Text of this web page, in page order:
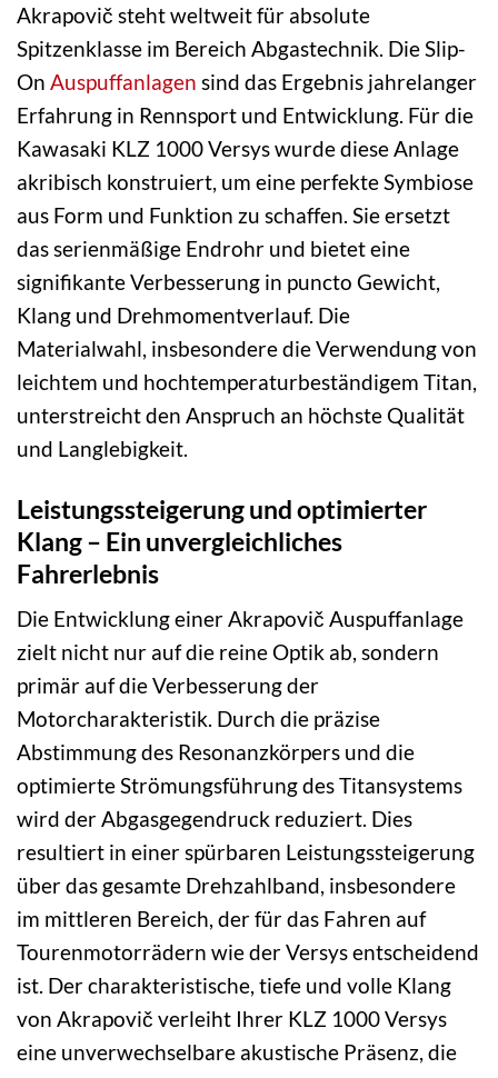
Akrapovič steht weltweit für absolute
Spitzenklasse im Bereich Abgastechnik. Die Slip-
On Auspuffanlagen sind das Ergebnis jahrelanger
Erfahrung in Rennsport und Entwicklung. Für die
Kawasaki KLZ 1000 Versys wurde diese Anlage
akribisch konstruiert, um eine perfekte Symbiose
aus Form und Funktion zu schaffen. Sie ersetzt
das serienmäßige Endrohr und bietet eine
signifikante Verbesserung in puncto Gewicht,
Klang und Drehmomentverlauf. Die
Materialwahl, insbesondere die Verwendung von
leichtem und hochtemperaturbeständigem Titan,
unterstreicht den Anspruch an höchste Qualität
und Langlebigkeit.
Leistungssteigerung und optimierter
Klang – Ein unvergleichliches
Fahrerlebnis
Die Entwicklung einer Akrapovič Auspuffanlage
zielt nicht nur auf die reine Optik ab, sondern
primär auf die Verbesserung der
Motorcharakteristik. Durch die präzise
Abstimmung des Resonanzkörpers und die
optimierte Strömungsführung des Titansystems
wird der Abgasgegendruck reduziert. Dies
resultiert in einer spürbaren Leistungssteigerung
über das gesamte Drehzahlband, insbesondere
im mittleren Bereich, der für das Fahren auf
Tourenmotorrädern wie der Versys entscheidend
ist. Der charakteristische, tiefe und volle Klang
von Akrapovič verleiht Ihrer KLZ 1000 Versys
eine unverwechselbare akustische Präsenz, die